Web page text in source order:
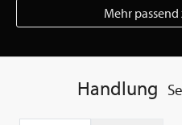
Mehr
Handlung